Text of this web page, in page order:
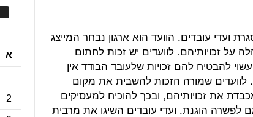
ועדי עובדים. הוועד הוא ארגון נבחר המייצג
זכויותיהם. לוועדים יש זכות לחתום
להבטיח להם זכויות שלעובד הבודד אין
לוועדים שמורה הזכות להשבית את מקום
את זכויותיהם, ובכך להוכיח למעסיקים
הוגנת. ועדי עובדים השיגו את מרבית
א
2